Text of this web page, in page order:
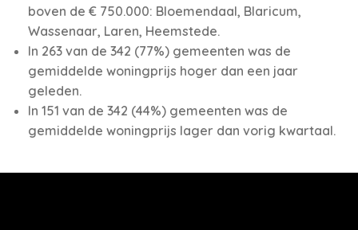
boven de € 750.000: Bloemendaal, Blaricum,
Wassenaar, Laren, Heemstede.
In 263 van de 342 (77%) gemeenten was de
gemiddelde woningprijs hoger dan een jaar
geleden.
In 151 van de 342 (44%) gemeenten was de
gemiddelde woningprijs lager dan vorig kwartaal.